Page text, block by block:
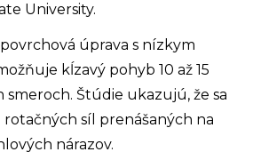
University.
úprava s nízkym
kĺzavý pohyb 10 až 15
smeroch. Štúdie ukazujú, že sa
rotačných síl prenášaných na
nárazov.